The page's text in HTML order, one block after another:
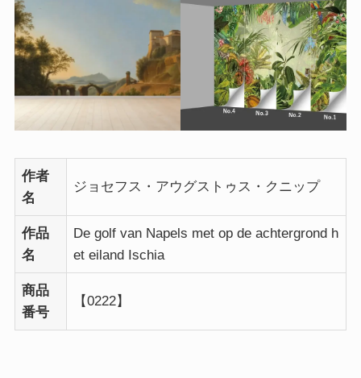
作者
名
ジョセフス・アウグストゥス・クニップ
作品
名
De golf van Napels met op de achtergrond h
et eiland Ischia
商品
番号
【0222】